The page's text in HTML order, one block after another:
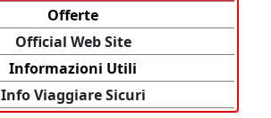
Offerte
Official Web Site
Informazioni Utili
Info Viaggiare Sicuri